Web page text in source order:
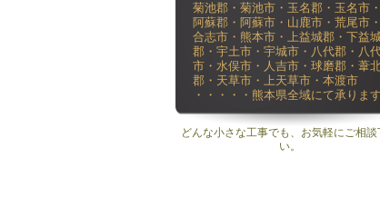
菊池郡・菊池市・玉名郡・玉名市・
阿蘇郡・阿蘇市・山鹿市・荒尾市・
合志市・熊本市・上益城郡・下益
郡・宇土市・宇城市・八代郡・八
市・水俣市・人吉市・球磨郡・葦
郡・天草市・上天草市・本渡市
・・・・・熊本県全域にて承ります
どんな小さな工事でも、お気軽にご相談
い。